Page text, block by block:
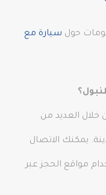
حول سيارة مع
العديد من
يمكنك الاتصال
مواقع الحجز عبر